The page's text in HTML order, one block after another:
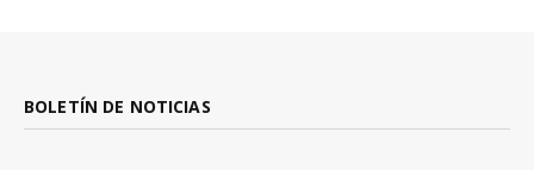
BOLETÍN DE NOTICIAS